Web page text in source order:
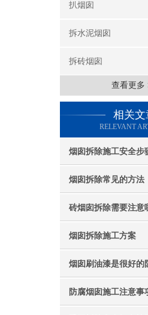
扒烟囱
拆水泥烟囱
拆砖烟囱
查看更多
相关文
RELEVANT
烟囱拆除施工安全步
烟囱拆除常见的方法
烟囱拆除施工方案
烟囱刷油漆是很好的
防腐烟囱施工注意事